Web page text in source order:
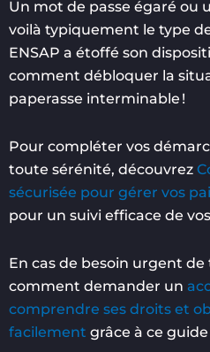
Un mot de passe égaré ou
voilà typiquement le type
ENSAP a étoffé son
comment débloquer la
paperasse interminable !
Pour compléter vos
toute sérénité, découvrez
sécurisée pour gérer vos
pour un suivi efficace de
En cas de besoin urgent
comment demander un
comprendre ses droits et
facilement grâce à ce